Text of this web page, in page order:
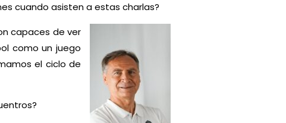
cuando asisten a estas charlas?
capaces de ver
como un juego
el ciclo de